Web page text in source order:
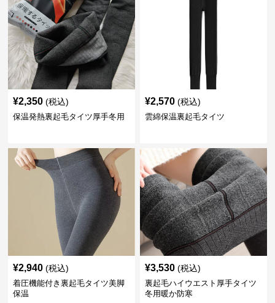
¥2,350 (税込)
保温発熱裏起毛タイツ厚手冬用
¥2,570 (税込)
雲綿保温裏起毛タイツ
¥2,940 (税込)
着圧機能付き裏起毛タイツ美脚
保温
¥3,530 (税込)
裏起毛ハイウエスト厚手タイツ
冬用暖か防寒